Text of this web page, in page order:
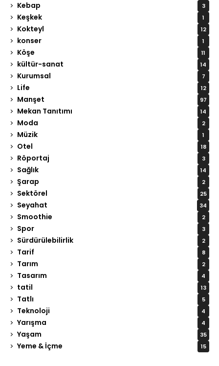
Kebap 3
Keşkek 1
Kokteyl 12
konser 1
Köşe 11
kültür-sanat 14
Kurumsal 7
Life 12
Manşet 97
Mekan Tanıtımı 14
Moda 2
Müzik 1
Otel 18
Röportaj 3
Sağlık 14
Şarap 2
Sektörel 25
Seyahat 34
Smoothie 2
Spor 3
Sürdürülebilirlik 2
Tarif 8
Tarım 2
Tasarım 4
tatil 13
Tatlı 5
Teknoloji 4
Yarışma 4
Yaşam 35
Yeme & İçme 15